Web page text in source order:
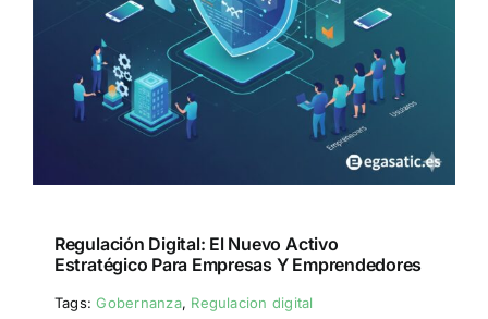
Regulación Digital: El Nuevo Activo
Estratégico Para Empresas Y Emprendedores
Tags:Gobernanza, Regulacion digital